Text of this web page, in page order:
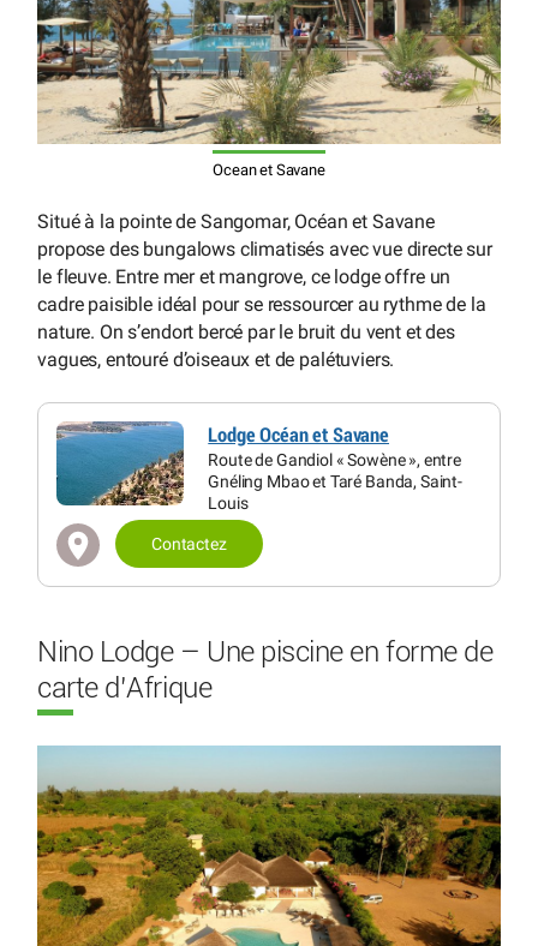
Ocean et Savane
Situé à la pointe de Sangomar, Océan et Savane
propose des bungalows climatisés avec vue directe sur
le fleuve. Entre mer et mangrove, ce lodge offre un
cadre paisible idéal pour se ressourcer au rythme de la
nature. On s’endort bercé par le bruit du vent et des
vagues, entouré d’oiseaux et de palétuviers.
Lodge Océan et Savane
Route de Gandiol « Sowène », entre
Gnéling Mbao et Taré Banda, Saint-
Louis
Contactez
Nino Lodge – Une piscine en forme de
carte d’Afrique